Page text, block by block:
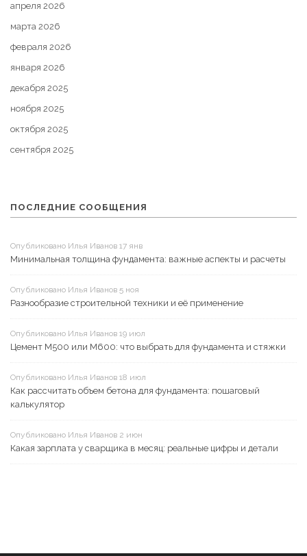
апреля 2026
марта 2026
февраля 2026
января 2026
декабря 2025
ноября 2025
октября 2025
сентября 2025
ПОСЛЕДНИЕ СООБЩЕНИЯ
Опубликовано Илья Иванов 17 янв
Минимальная толщина фундамента: важные аспекты и расчеты
Опубликовано Илья Иванов 5 ноя
Разнообразие строительной техники и её применение
Опубликовано Илья Иванов 19 июл
Цемент М500 или М600: что выбрать для фундамента и стяжки
Опубликовано Илья Иванов 18 июл
Как рассчитать объем бетона для фундамента: пошаговый
калькулятор
Опубликовано Илья Иванов 2 июн
Какая зарплата у сварщика в месяц: реальные цифры и детали